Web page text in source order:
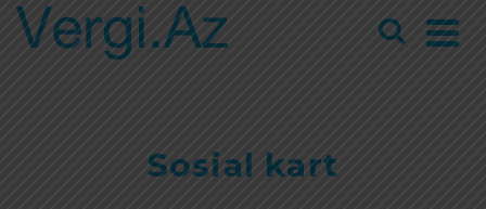
Sosial kart